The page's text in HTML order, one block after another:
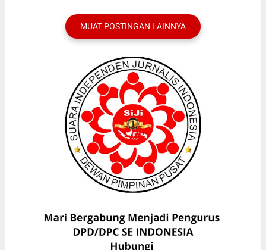
MUAT POSTINGAN LAINNYA